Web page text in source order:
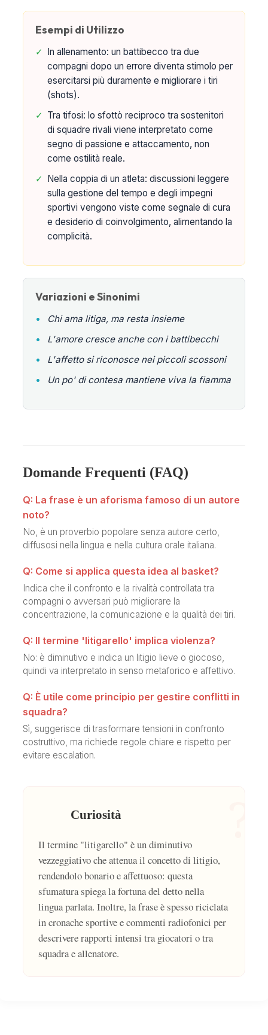
Esempi di Utilizzo
✓ In allenamento: un battibecco tra due
compagni dopo un errore diventa stimolo per
esercitarsi più duramente e migliorare i tiri
(shots).
✓ Tra tifosi: lo sfottò reciproco tra sostenitori
di squadre rivali viene interpretato come
segno di passione e attaccamento, non
come ostilità reale.
✓ Nella coppia di un atleta: discussioni leggere
sulla gestione del tempo e degli impegni
sportivi vengono viste come segnale di cura
e desiderio di coinvolgimento, alimentando la
complicità.
Variazioni e Sinonimi
•
Chi ama litiga, ma resta insieme
•
L'amore cresce anche con i battibecchi
•
L'affetto si riconosce nei piccoli scossoni
•
Un po' di contesa mantiene viva la fiamma
Domande Frequenti (FAQ)
Q: La frase è un aforisma famoso di un autore
noto?
No, è un proverbio popolare senza autore certo,
diffusosi nella lingua e nella cultura orale italiana.
Q: Come si applica questa idea al basket?
Indica che il confronto e la rivalità controllata tra
compagni o avversari può migliorare la
concentrazione, la comunicazione e la qualità dei tiri.
Q: Il termine 'litigarello' implica violenza?
No: è diminutivo e indica un litigio lieve o giocoso,
quindi va interpretato in senso metaforico e affettivo.
Q: È utile come principio per gestire conflitti in
squadra?
Sì, suggerisce di trasformare tensioni in confronto
costruttivo, ma richiede regole chiare e rispetto per
evitare escalation.
Curiosità
Il termine "litigarello" è un diminutivo
vezzeggiativo che attenua il concetto di litigio,
rendendolo bonario e affettuoso: questa
sfumatura spiega la fortuna del detto nella
lingua parlata. Inoltre, la frase è spesso riciclata
in cronache sportive e commenti radiofonici per
descrivere rapporti intensi tra giocatori o tra
squadra e allenatore.